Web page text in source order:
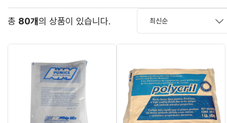
총 80개의 상품이 있습니다.